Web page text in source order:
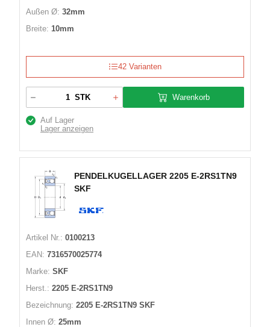
Außen Ø: 32mm
Breite: 10mm
42 Varianten
STK Warenkorb
Auf Lager
Lager anzeigen
PENDELKUGELLAGER 2205 E-2RS1TN9
SKF
Artikel Nr.: 0100213
EAN: 7316570025774
Marke: SKF
Herst.: 2205 E-2RS1TN9
Bezeichnung: 2205 E-2RS1TN9 SKF
Innen Ø: 25mm